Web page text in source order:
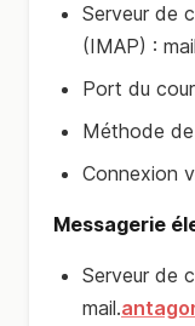
Serveur de
(IMAP) :
Port du
Méthode
Connexion
Messagerie
Serveur de
mail.